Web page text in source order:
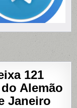
121
Alemão
Janeiro